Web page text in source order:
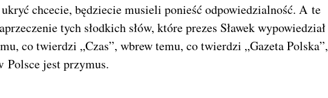
chcecie, będziecie musieli ponieść odpowiedzialność. A te
tych słodkich słów, które prezes Sławek wypowiedział
co twierdzi „Czas”, wbrew temu, co twierdzi „Gazeta Polska”,
Polsce jest przymus.